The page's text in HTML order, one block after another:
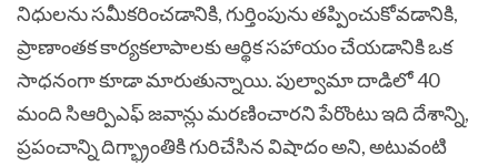
నిధులను సమీకరించడానికి, గుర్తింపును తప్పించుకోవడానికి,
ప్రాణాంతక కార్యకలాపాలకు ఆర్థిక సహాయం చేయడానికి ఒక
సాధనంగా కూడా మారుతున్నాయి. పుల్వామా దాడిలో 40
మంది సిఆర్పిఎఫ్ జవాన్లు మరణించారని పేరొంటు ఇది దేశాన్ని,
ప్రపంచాన్ని దిగ్భ్రాంతికి గురిచేసిన విషాదం అని, అటువంటి